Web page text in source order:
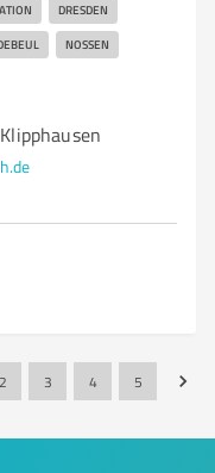
DRESDEN
NOSSEN
2 3 4 5